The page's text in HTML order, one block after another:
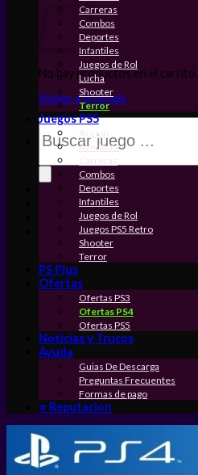
No hay productos en el carrito.
Volver a la tienda
Búsqueda
de
productos
Carreras
Combos
Deportes
Infantiles
Juegos de Rol
Lucha
Shooter
Terror
Juegos PS5
Accion
Aventura
Carreras
Combos
Deportes
Infantiles
Juegos de Rol
Juegos PS5 Retro
Shooter
Terror
PS Plus
Ofertas
Ofertas PS3
Ofertas PS4
Ofertas PS5
Noticias y Trucos
Ayuda
Guias De Descarga
Preguntas Frecuentes
Formas de pago
⭐ Reputacion